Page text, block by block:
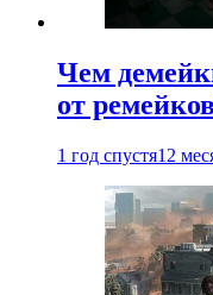
Чем
от
1 год спустя12